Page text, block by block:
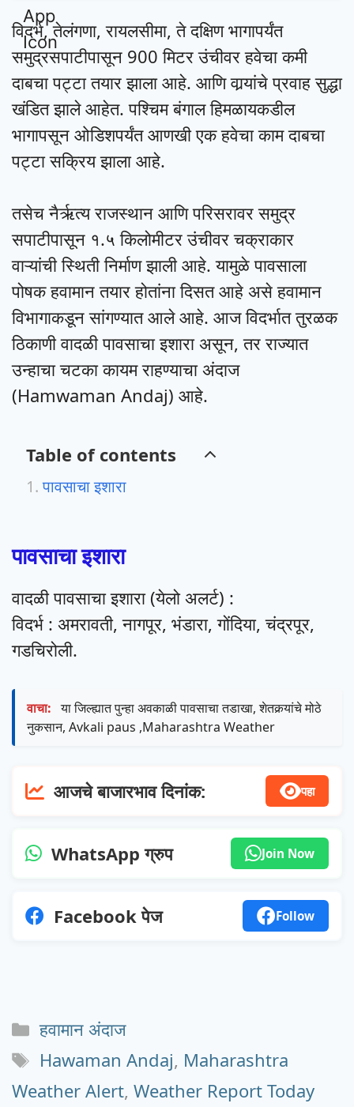
विदर्भ, तेलंगणा, रायलसीमा, ते दक्षिण भागापर्यंत
समुद्रसपाटीपासून 900 मिटर उंचीवर हवेचा कमी
दाबचा पट्टा तयार झाला आहे. आणि वार्‍यांचे प्रवाह सुद्धा
खंडित झाले आहेत. पश्चिम बंगाल हिमळायकडील
भागापसून ओडिशपर्यंत आणखी एक हवेचा काम दाबचा
पट्टा सक्रिय झाला आहे.
तसेच नैर्ऋत्य राजस्थान आणि परिसरावर समुद्र
सपाटीपासून १.५ किलोमीटर उंचीवर चक्राकार
वाऱ्यांची स्थिती निर्माण झाली आहे. यामुळे पावसाला
पोषक हवामान तयार होतांना दिसत आहे असे हवामान
विभागाकडून सांगण्यात आले आहे. आज विदर्भात तुरळक
ठिकाणी वादळी पावसाचा इशारा असून, तर राज्यात
उन्हाचा चटका कायम राहण्याचा अंदाज
(Hamwaman Andaj) आहे.
Table of contents
पावसाचा इशारा
पावसाचा इशारा
वादळी पावसाचा इशारा (येलो अलर्ट) :
विदर्भ : अमरावती, नागपूर, भंडारा, गोंदिया, चंद्रपूर,
गडचिरोली.
वाचा: या जिल्ह्यात पुन्हा अवकाळी पावसाचा तडाखा, शेतकर्‍यांचे मोठे
नुकसान, Avkali paus ,Maharashtra Weather
आजचे बाजारभाव दिनांक: पहा
WhatsApp ग्रुप Join Now
Facebook पेज Follow
Categories
हवामान अंदाज
Tags
Hawaman Andaj, Maharashtra
Weather Alert, Weather Report Today